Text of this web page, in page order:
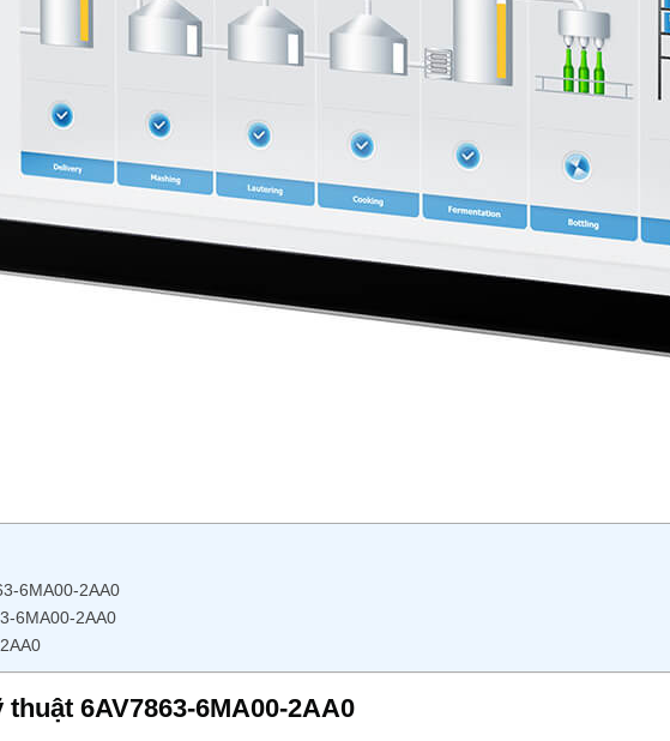
6MA00-2AA0
6MA00-2AA0
6AV7863-6MA00-2AA0